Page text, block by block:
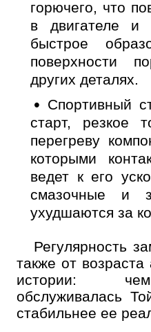
горючего, что
в двигателе
быстрое
поверхности
других деталях.
Спортивный
старт, резкое
перегреву
которыми
ведет к его
смазочные и
ухудшаются за
Регулярность
также от
истории:
обслуживалась
стабильнее ее
Номер телефона